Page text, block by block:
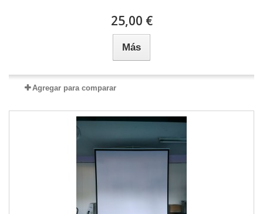
25,00 €
Más
Agregar para comparar